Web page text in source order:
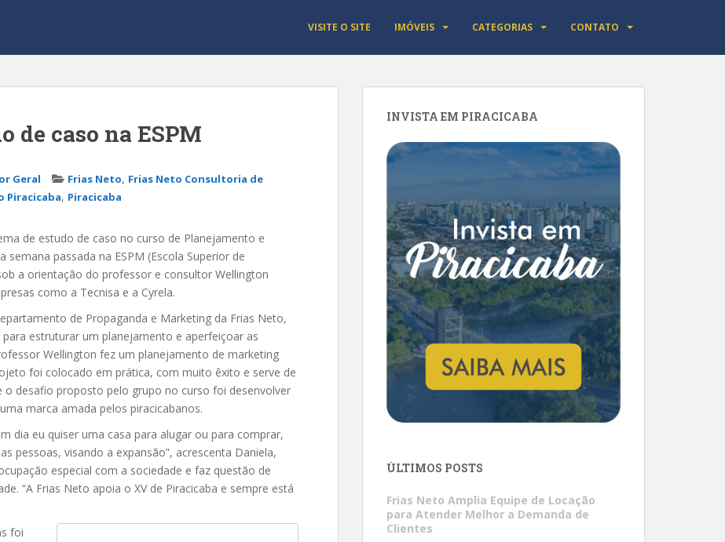
VISITE O SITE IMÓVEIS CATEGORIAS CONTATO
de caso na ESPM
Geral Frias Neto, Frias Neto Consultoria de
Piracicaba, Piracicaba
de estudo de caso no curso de Planejamento e
passada na ESPM (Escola Superior de
a orientação do professor e consultor Wellington
como a Tecnisa e a Cyrela.
de Propaganda e Marketing da Frias Neto,
estruturar um planejamento e aperfeiçoar as
Wellington fez um planejamento de marketing
foi colocado em prática, com muito êxito e serve de
o desafio proposto pelo grupo no curso foi desenvolver
marca amada pelos piracicabanos.
dia eu quiser uma casa para alugar ou para comprar,
pessoas, visando a expansão”, acrescenta Daniela,
especial com a sociedade e faz questão de
“A Frias Neto apoia o XV de Piracicaba e sempre está
foi
INVISTA EM PIRACICABA
ÚLTIMOS POSTS
Frias Neto Amplia Equipe de Locação
para Atender Melhor a Demanda de
Clientes